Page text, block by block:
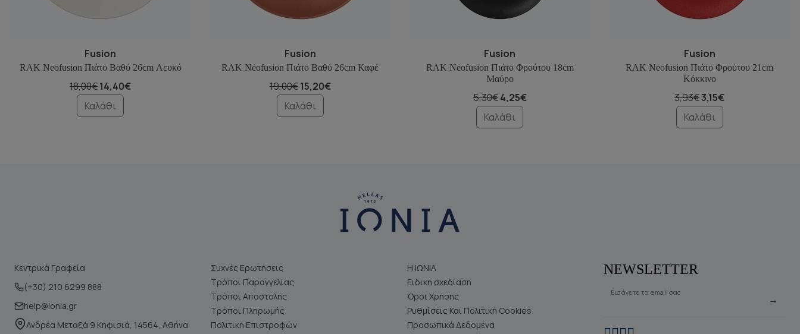
Fusion
RAK Neofusion Πιάτο Βαθύ 26cm Λευκό
18,00€14,40€
Καλάθι
Fusion
RAK Neofusion Πιάτο Βαθύ 26cm Καφέ
19,00€15,20€
Καλάθι
Fusion
RAK Neofusion Πιάτο Φρούτου 18cm
Μαύρο
5,30€4,25€
Καλάθι
Fusion
RAK Neofusion Πιάτο Φρούτου 21cm
Κόκκινο
3,93€3,15€
Καλάθι
Κεντρικά Γραφεία
(+30) 210 6299 888
help@ionia.gr
Ανδρέα Μεταξά 9 Κηφισιά, 14564, Αθήνα
Συχνές Ερωτήσεις
Τρόποι Παραγγελίας
Τρόποι Αποστολής
Τρόποι Πληρωμής
Πολιτική Επιστροφών
Η ΙΩΝΙΑ
Ειδική σχεδίαση
Όροι Χρήσης
Ρυθμίσεις Και Πολιτική Cookies
Προσωπικά Δεδομένα
NEWSLETTER
Εισάγετε το email σας
→